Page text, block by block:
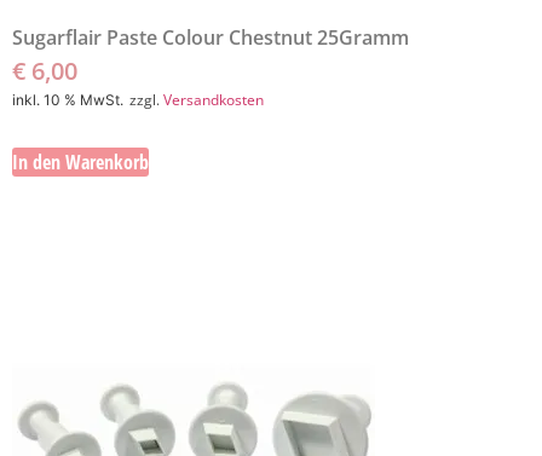
Sugarflair Paste Colour Chestnut 25Gramm
€ 6,00
inkl. 10 % MwSt. zzgl.Versandkosten
In den Warenkorb